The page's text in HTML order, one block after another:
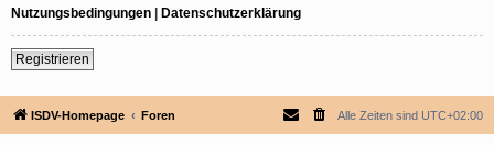
Nutzungsbedingungen | Datenschutzerklärung
Registrieren
ISDV-Homepage Foren Alle Zeiten sind UTC+02:00